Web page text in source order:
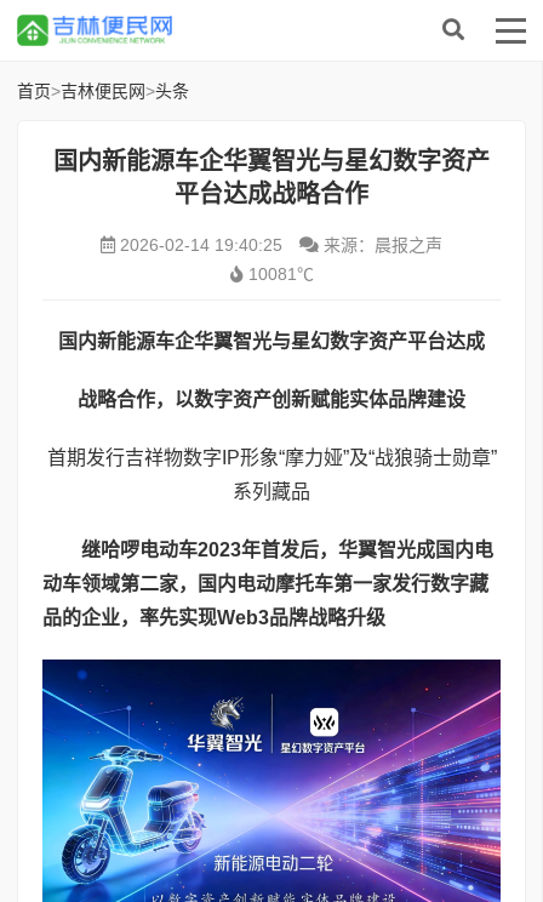
首页>吉林便民网>头条
国内新能源车企华翼智光与星幻数字资产
平台达成战略合作
2026-02-14 19:40:25
来源：晨报之声
10081℃
国内新能源车企华翼智光与星幻数字资产平台达成
战略合作， 以数字资产创新赋能实体品牌建设
首期发行吉祥物数字IP形象“摩力娅”及“战狼骑士勋章”
系列藏品
继哈啰电动车2023年首发后，华翼智光成国内电
动车领域第二家， 国内电动摩托车第一家发行数字藏
品的企业，率先实现Web3品牌战略升级